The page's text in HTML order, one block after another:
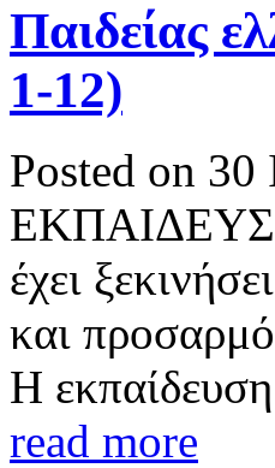
Παιδείας
1-12)
Posted on 30
ΕΚΠΑΙΔΕΥΣΗ
έχει
και
Η
read more